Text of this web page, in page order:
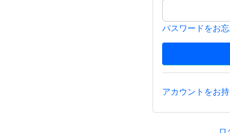
パスワードをお
アカウントをお